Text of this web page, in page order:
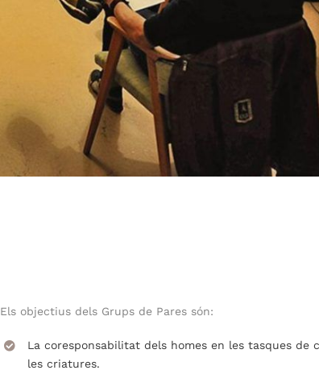
Els objectius dels Grups de Pares són:
La coresponsabilitat dels homes en les tasques de
les criatures.